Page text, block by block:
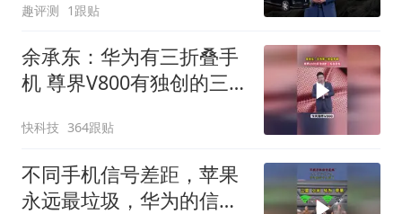
趣评测 1跟贴
余承东：华为有三折叠手
机 尊界V800有独创的三
快科技 364跟贴
不同手机信号差距，苹果
永远最垃圾，华为的信号